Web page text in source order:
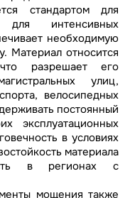
стандартом для
для интенсивных
необходимую
Материал относится
разрешает его
улиц,
велосипедных
постоянный
эксплуатационных
в условиях
материала
в регионах с
мощения также